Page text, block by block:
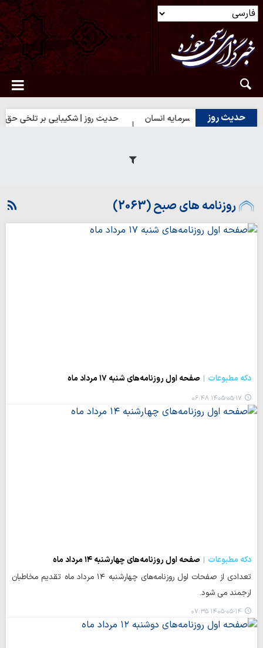
حدیث روز
| بهترین سرمایه انسان حدیث روز | شکیبایی بر تلخی حق
روزنامه های صبح (2063)
دکه مطبوعات صفحه اول روزنامه‌های شنبه ۱۷ مرداد ماه
۱۴۰۵-۰۵-۱۷ ۰۶:۴۸
دکه مطبوعات
صفحه اول روزنامه‌های چهارشنبه ۱۴ مرداد ماه
تعدادی از صفحات اول روزنامه‌های چهارشنبه ۱۴ مرداد ماه تقدیم مخاطبان
ارجمند می شود.
۱۴۰۵-۰۵-۱۴ ۰۷:۳۵